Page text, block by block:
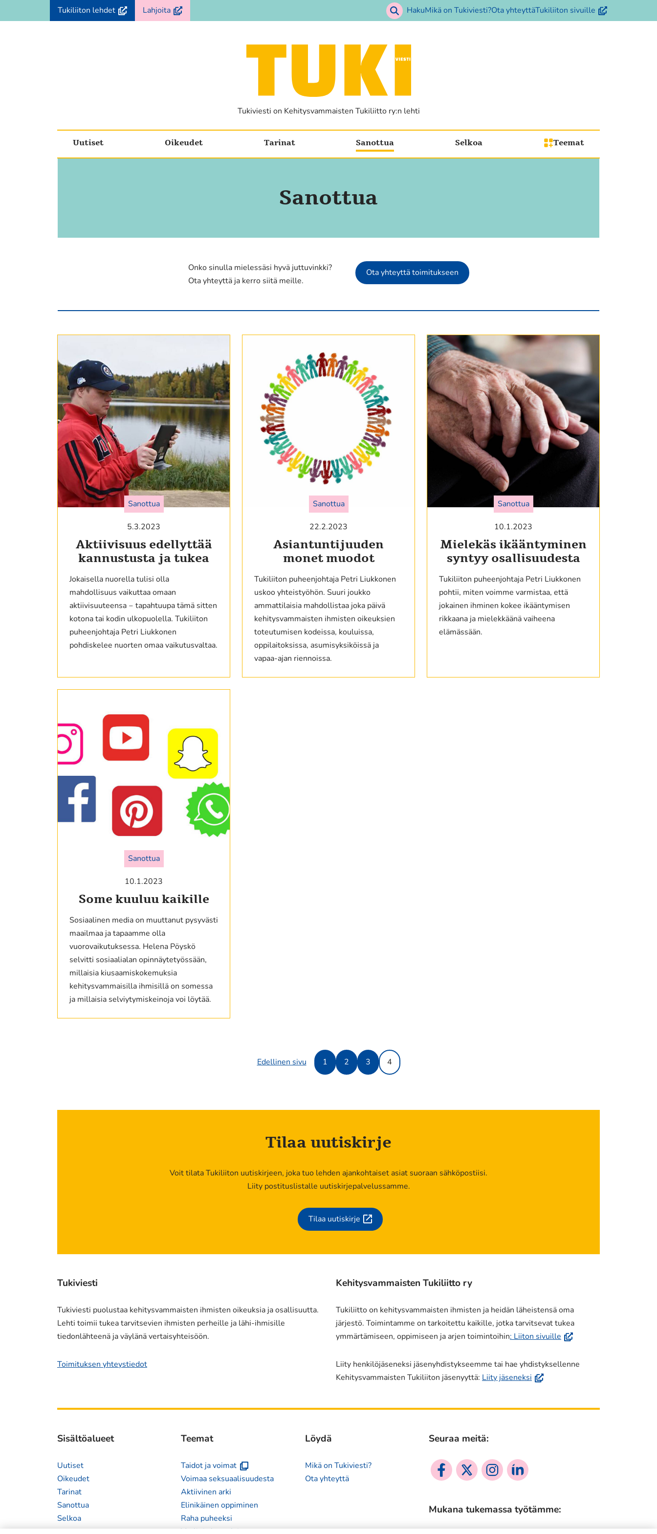
Siirry
sisältöön
Tukiliiton lehdet(avautuu
uuteen
Lahjoita(avautuu
uuteen
HakuMikä on Tukiviesti?Ota yhteyttäTukiliiton sivuille (avautuu
uuteen
Tukiviesti on Kehitysvammaisten Tukiliitto ry:n lehti
Uutiset Oikeudet Tarinat Sanottua Selkoa Teemat
Sanottua
Onko sinulla mielessäsi hyvä juttuvinkki?
Ota yhteyttä ja kerro siitä meille.
Ota yhteyttä toimitukseen
Sanottua
5.3.2023
Aktiivisuus edellyttää
kannustusta ja tukea
Jokaisella nuorella tulisi olla
mahdollisuus vaikuttaa omaan
aktiivisuuteensa ‒ tapahtuupa tämä sitten
kotona tai kodin ulkopuolella. Tukiliiton
puheenjohtaja Petri Liukkonen
pohdiskelee nuorten omaa vaikutusvaltaa.
Sanottua
22.2.2023
Asiantuntijuuden
monet muodot
Tukiliiton puheenjohtaja Petri Liukkonen
uskoo yhteistyöhön. Suuri joukko
ammattilaisia mahdollistaa joka päivä
kehitysvammaisten ihmisten oikeuksien
toteutumisen kodeissa, kouluissa,
oppilaitoksissa, asumisyksiköissä ja
vapaa-ajan riennoissa.
Sanottua
10.1.2023
Mielekäs ikääntyminen
syntyy osallisuudesta
Tukiliiton puheenjohtaja Petri Liukkonen
pohtii, miten voimme varmistaa, että
jokainen ihminen kokee ikääntymisen
rikkaana ja mielekkäänä vaiheena
elämässään.
Sanottua
10.1.2023
Some kuuluu kaikille
Sosiaalinen media on muuttanut pysyvästi
maailmaa ja tapaamme olla
vuorovaikutuksessa. Helena Pöyskö
selvitti sosiaalialan opinnäytetyössään,
millaisia kiusaamiskokemuksia
kehitysvammaisilla ihmisillä on somessa
ja millaisia selviytymiskeinoja voi löytää.
Edellinen sivu 1 2 3 4
Tilaa uutiskirje
Voit tilata Tukiliiton uutiskirjeen, joka tuo lehden ajankohtaiset asiat suoraan sähköpostiisi.
Liity postituslistalle uutiskirjepalvelussamme.
Tilaa uutiskirje
(siirryt
Tukiviesti
Tukiviesti puolustaa kehitysvammaisten ihmisten oikeuksia ja osallisuutta.
Lehti toimii tukea tarvitsevien ihmisten perheille ja lähi-ihmisille
tiedonlähteenä ja väylänä vertaisyhteisöön.
Toimituksen yhteystiedot
Kehitysvammaisten Tukiliitto ry
Tukiliitto on kehitysvammaisten ihmisten ja heidän läheistensä oma
järjestö. Toimintamme on tarkoitettu kaikille, jotka tarvitsevat tukea
ymmärtämiseen, oppimiseen ja arjen toimintoihin: Liiton sivuille (avautuu
ikkunaan,
Liity henkilöjäseneksi jäsenyhdistykseemme tai hae yhdistyksellenne
Kehitysvammaisten Tukiliiton jäsenyyttä: Liity jäseneksi (avautuu
Sisältöalueet
Uutiset
Oikeudet
Tarinat
Sanottua
Selkoa
Teemat
Taidot ja voimat(avautuu
uuteen
Voimaa seksuaalisuudesta
Aktiivinen arki
Elinikäinen oppiminen
Raha puheeksi
Vaalit ja kansalaisuus
Löydä
Mikä on Tukiviesti?
Ota yhteyttä
Seuraa meitä:
Sosiaalinen
media:
Sosiaalinen
media:
Sosiaalinen
media:
Sosiaalinen
media:
Mukana tukemassa työtämme: